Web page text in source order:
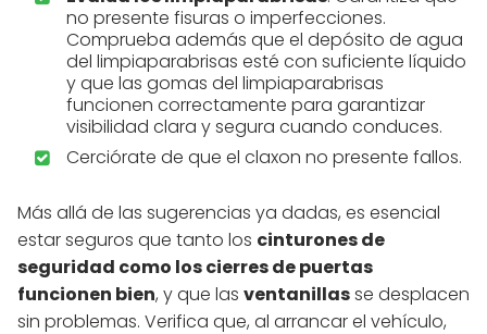
no presente fisuras o imperfecciones.
Comprueba además que el depósito de agua
del limpiaparabrisas esté con suficiente líquido
y que las gomas del limpiaparabrisas
funcionen correctamente para garantizar
visibilidad clara y segura cuando conduces.
Cerciórate de que el claxon no presente fallos.
Más allá de las sugerencias ya dadas, es esencial
estar seguros que tanto los cinturones de
seguridad como los cierres de puertas
funcionen bien, y que las ventanillasse desplacen
sin problemas. Verifica que, al arrancar el vehículo,